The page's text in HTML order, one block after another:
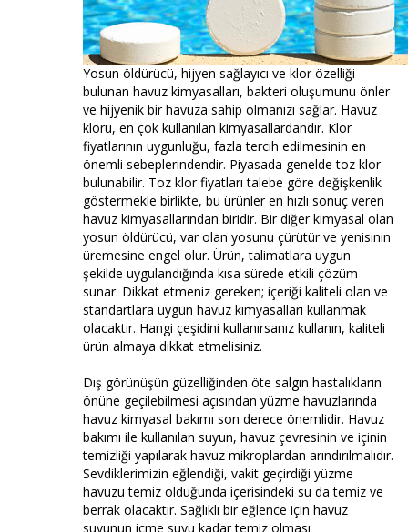
Yosun öldürücü, hijyen sağlayıcı ve klor özelliği
bulunan havuz kimyasalları, bakteri oluşumunu önler
ve hijyenik bir havuza sahip olmanızı sağlar. Havuz
kloru, en çok kullanılan kimyasallardandır. Klor
fiyatlarının uygunluğu, fazla tercih edilmesinin en
önemli sebeplerindendir. Piyasada genelde toz klor
bulunabilir. Toz klor fiyatları talebe göre değişkenlik
göstermekle birlikte, bu ürünler en hızlı sonuç veren
havuz kimyasallarından biridir. Bir diğer kimyasal olan
yosun öldürücü, var olan yosunu çürütür ve yenisinin
üremesine engel olur. Ürün, talimatlara uygun
şekilde uygulandığında kısa sürede etkili çözüm
sunar. Dikkat etmeniz gereken; içeriği kaliteli olan ve
standartlara uygun havuz kimyasalları kullanmak
olacaktır. Hangi çeşidini kullanırsanız kullanın, kaliteli
ürün almaya dikkat etmelisiniz.
Dış görünüşün güzelliğinden öte salgın hastalıkların
önüne geçilebilmesi açısından yüzme havuzlarında
havuz kimyasal bakımı son derece önemlidir. Havuz
bakımı ile kullanılan suyun, havuz çevresinin ve içinin
temizliği yapılarak havuz mikroplardan arındırılmalıdır.
Sevdiklerimizin eğlendiği, vakit geçirdiği yüzme
havuzu temiz olduğunda içerisindeki su da temiz ve
berrak olacaktır. Sağlıklı bir eğlence için havuz
suyunun içme suyu kadar temiz olması